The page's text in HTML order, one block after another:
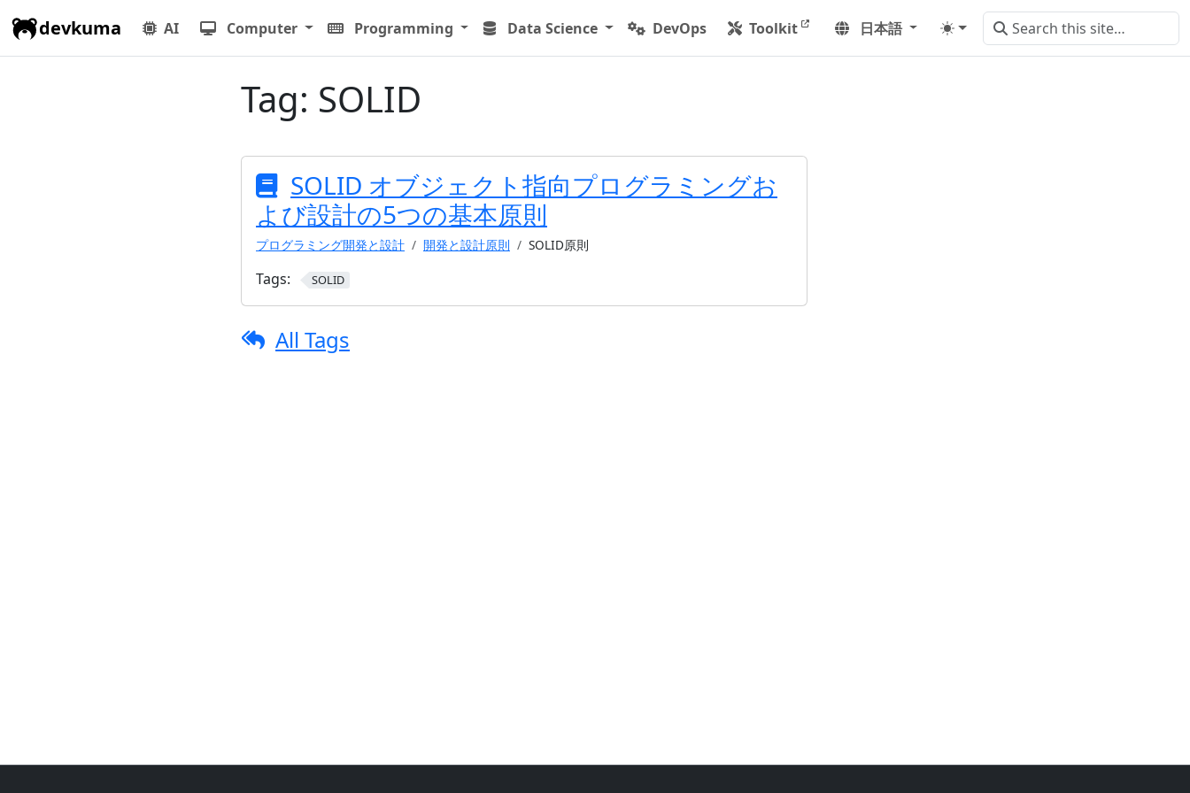
devkuma AI Computer Programming Data Science DevOps Toolkit 日本語
Tag: SOLID
SOLID オブジェクト指向プログラミングお
よび設計の5つの基本原則
プログラミング開発と設計 開発と設計原則 SOLID原則
Tags: SOLID
All Tags